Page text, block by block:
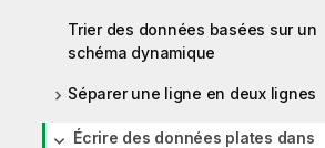
Trier des données basées sur un
schéma dynamique
Séparer une ligne en deux lignes
Écrire des données plates dans